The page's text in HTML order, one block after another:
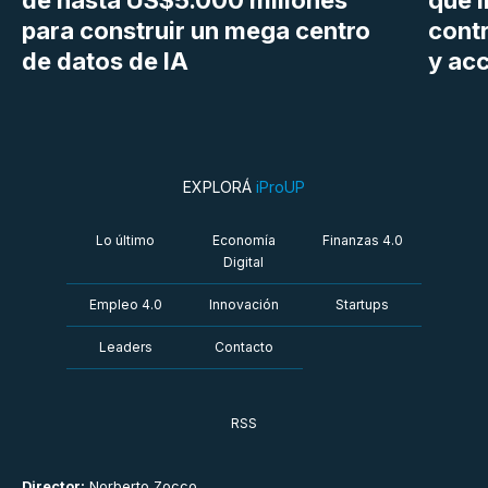
para construir un mega centro
de datos de IA
y
EXPLORÁ iProUP
Lo último
Economía
Digital
Finanzas 4.0
Empleo 4.0 Innovación Startups
Leaders Contacto
RSS